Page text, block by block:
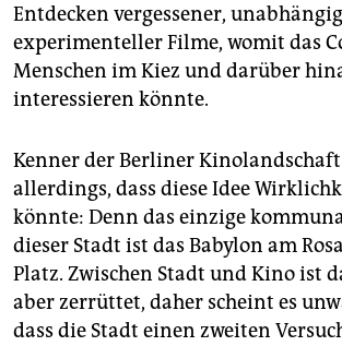
Entdecken vergessener,
experimenteller Filme, womit das
Menschen im Kiez und darüber
interessieren könnte.
Kenner der Berliner
allerdings, dass diese Idee
könnte: Denn das einzige
dieser Stadt ist das Babylon am
Platz. Zwischen Stadt und Kino ist
aber zerrüttet, daher scheint es
dass die Stadt einen zweiten